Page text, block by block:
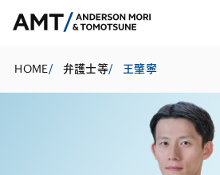
HOME/ 弁護士等/ 王肇寧